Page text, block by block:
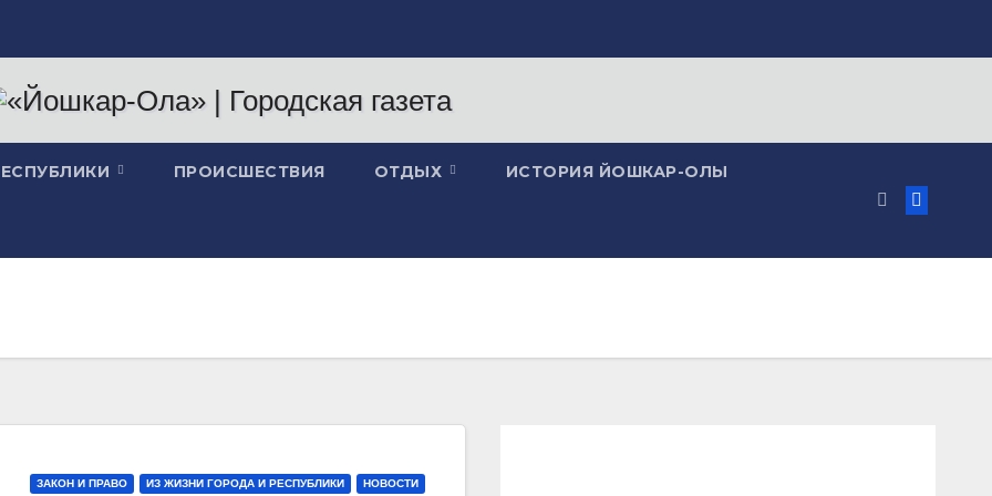
ПРОИСШЕСТВИЯ ОТДЫХ ИСТОРИЯ ЙОШКАР-ОЛЫ
ЗАКОН И ПРАВО ИЗ ЖИЗНИ ГОРОДА И РЕСПУБЛИКИ НОВОСТИ